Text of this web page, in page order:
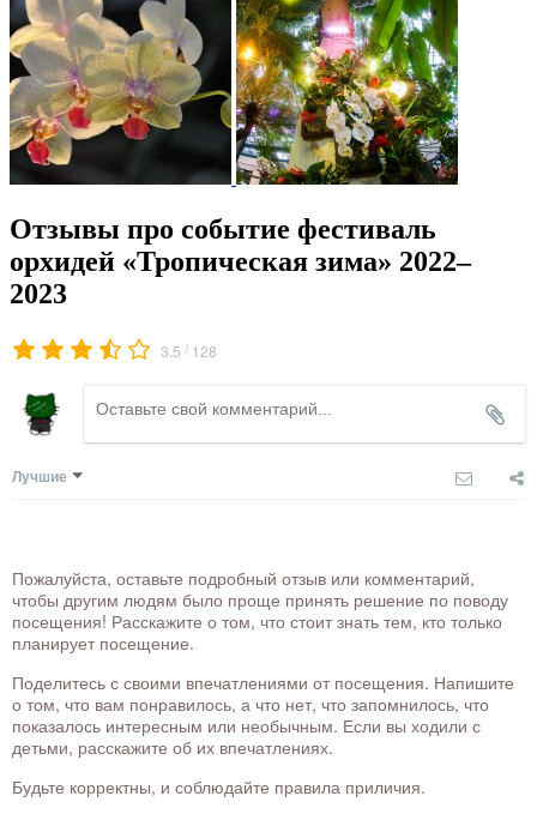
Отзывы про событие фестиваль
орхидей «Тропическая зима» 2022–
2023
3.5 / 128
Лучшие
Пожалуйста, оставьте подробный отзыв или комментарий,
чтобы другим людям было проще принять решение по поводу
посещения! Расскажите о том, что стоит знать тем, кто только
планирует посещение.
Поделитесь с своими впечатлениями от посещения. Напишите
о том, что вам понравилось, а что нет, что запомнилось, что
показалось интересным или необычным. Если вы ходили с
детьми, расскажите об их впечатлениях.
Будьте корректны, и соблюдайте правила приличия.